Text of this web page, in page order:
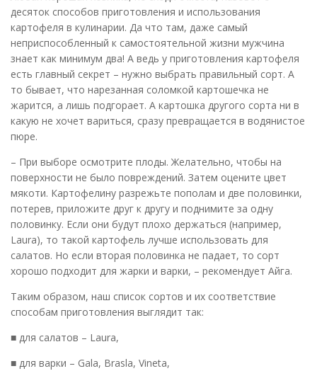
десяток способов приготовления и использования
картофеля в кулинарии. Да что там, даже самый
неприспособленный к самостоятельной жизни мужчина
знает как минимум два! А ведь у приготовления картофеля
есть главный секрет – нужно выбрать правильный сорт. А
то бывает, что нарезанная соломкой картошечка не
жарится, а лишь подгорает. А картошка другого сорта ни в
какую не хочет вариться, сразу превращается в водянистое
пюре.
– При выборе осмотрите плоды. Желательно, чтобы на
поверхности не было повреждений. Затем оцените цвет
мякоти. Картофелину разрежьте пополам и две половинки,
потерев, приложите друг к другу и поднимите за одну
половинку. Если они будут плохо держаться (например,
Laura), то такой картофель лучше использовать для
салатов. Но если вторая половинка не падает, то сорт
хорошо подходит для жарки и варки, – рекомендует Айга.
Таким образом, наш список сортов и их соответствие
способам приготовления выглядит так:
■ для салатов – Laura,
■ для варки – Gala, Brasla, Vineta,